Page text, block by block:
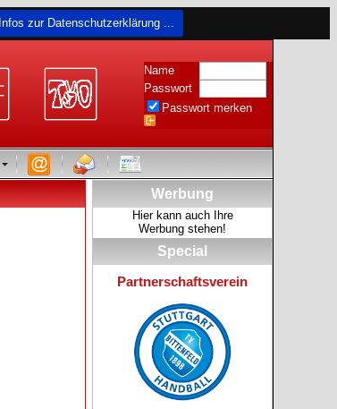
Infos zur Datenschutzerklärung ...
Name
Passwort
Passwort merken
Werbung
Hier kann auch Ihre
Werbung stehen!
Special
Partnerschaftsverein